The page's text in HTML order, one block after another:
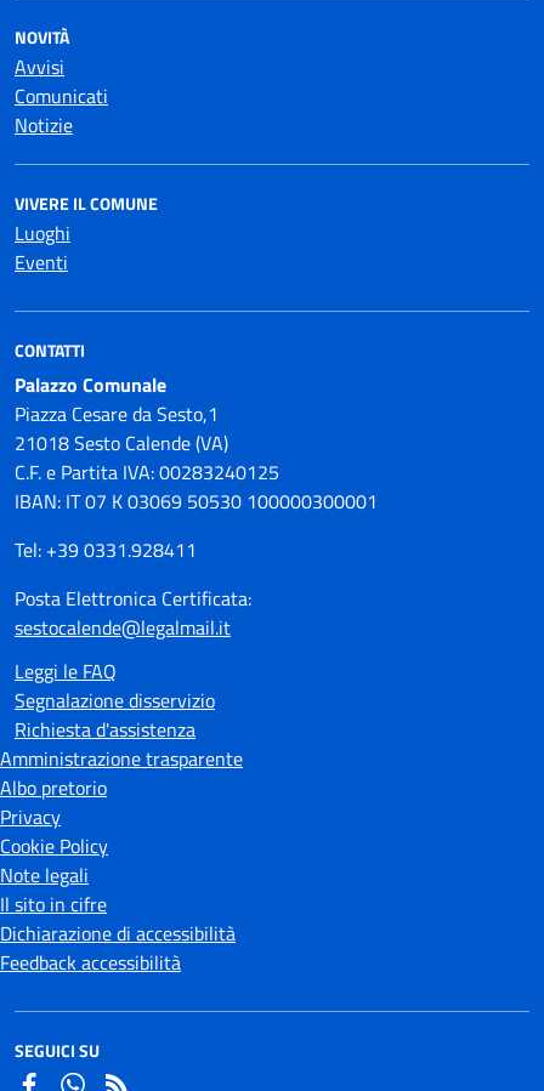
NOVITÀ
Avvisi
Comunicati
Notizie
VIVERE IL COMUNE
Luoghi
Eventi
CONTATTI
Palazzo Comunale
Piazza Cesare da Sesto,1
21018 Sesto Calende (VA)
C.F. e Partita IVA: 00283240125
IBAN: IT 07 K 03069 50530 100000300001
Tel: +39 0331.928411
Posta Elettronica Certificata:
sestocalende@legalmail.it
Leggi le FAQ
Segnalazione disservizio
Richiesta d'assistenza
Amministrazione trasparente
Albo pretorio
Privacy
Cookie Policy
Note legali
Il sito in cifre
Dichiarazione di accessibilità
Feedback accessibilità
SEGUICI SU
FacebookWhatsapp